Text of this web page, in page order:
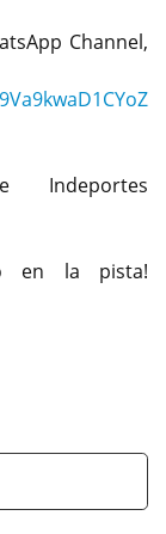
Channel,
en la pista!